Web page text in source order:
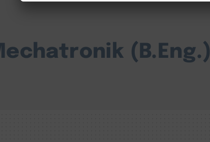
(B.Eng.)